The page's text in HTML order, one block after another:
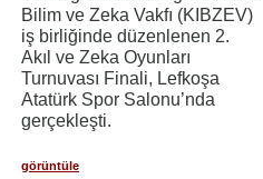
Bilim ve Zeka Vakfı (KIBZEV)
iş birliğinde düzenlenen 2.
Akıl ve Zeka Oyunları
Turnuvası Finali, Lefkoşa
Atatürk Spor Salonu’nda
gerçekleşti.
görüntüle